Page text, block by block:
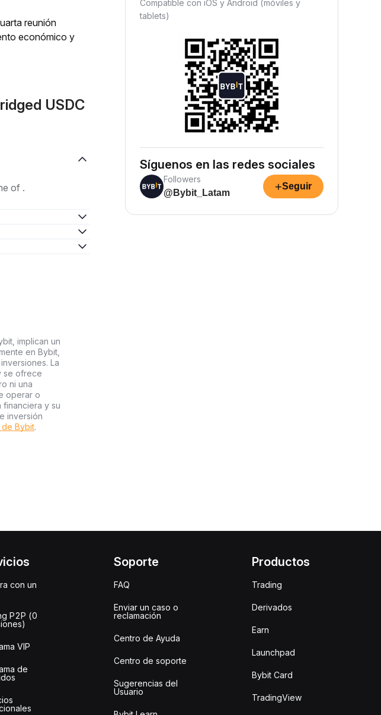
reunión
económico y
USDC
of .
implican un
en Bybit,
La
se ofrece
ni una
operar o
financiera y su
inversión
Bybit.
Compatible con iOS y Android (móviles y
tablets)
Síguenos en las redes sociales
Followers
@Bybit_Latam
+Seguir
con un
P2P (0
VIP
de
Soporte
FAQ
Enviar un caso o
reclamación
Centro de Ayuda
Centro de soporte
Sugerencias del
Usuario
Productos
Trading
Derivados
Earn
Launchpad
Bybit Card
TradingView